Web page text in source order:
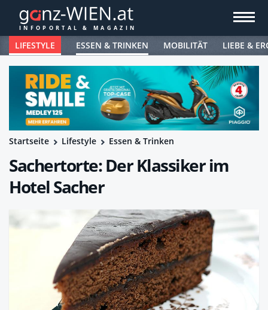
LIFESTYLE ESSEN & TRINKEN MOBILITÄT LIEBE &
Startseite Lifestyle Essen & Trinken
Sachertorte: Der Klassiker im
Hotel Sacher